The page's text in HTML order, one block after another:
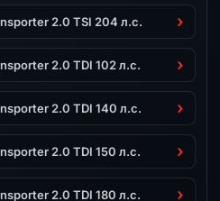
2.0 TSI 204 л.с.
2.0 TDI 102 л.с.
2.0 TDI 140 л.с.
2.0 TDI 150 л.с.
2.0 TDI 180 л.с.